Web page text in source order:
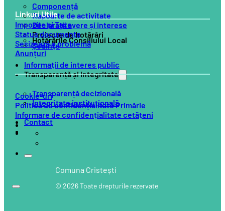
Componență
Rapoarte de activitate
Declarații avere și interese
Proiecte de hotărâri
Hotărârile Consiliului Local
Ședințe
Informații de interes public
Transparență și integritate
Transparență decizională
Integritate instituțională
Contact
Linkuri Utile
Impozite și Taxe
Status documente
Sesizează o problemă
Anunțuri
Comuna Cristești
© 2026 Toate drepturile rezervate
Cookie-uri
Politică de confidențialitate Primărie
Informare de confidențialitate cetățeni